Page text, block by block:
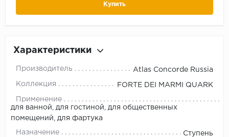
Купить
Характеристики
Производитель Atlas Concorde Russia
Коллекция FORTE DEI MARMI QUARK
Применение
для ванной, для гостиной, для общественных
помещений, для фартука
Назначение Ступень